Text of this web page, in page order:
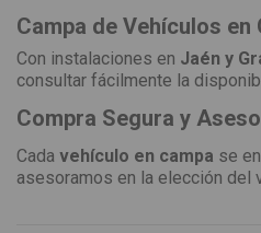
Campa de Vehículos en
Con instalaciones en Jaén y
consultar fácilmente la
Compra Segura y
Cada vehículo en campa se
asesoramos en la elección del